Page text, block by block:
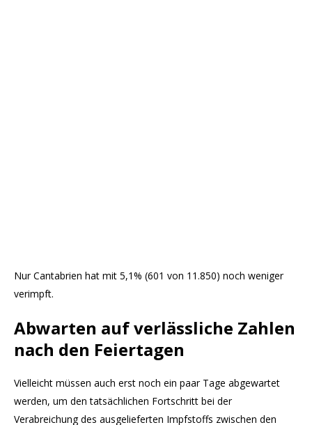
Nur Cantabrien hat mit 5,1% (601 von 11.850) noch weniger
verimpft.
Abwarten auf verlässliche Zahlen
nach den Feiertagen
Vielleicht müssen auch erst noch ein paar Tage abgewartet
werden, um den tatsächlichen Fortschritt bei der
Verabreichung des ausgelieferten Impfstoffs zwischen den